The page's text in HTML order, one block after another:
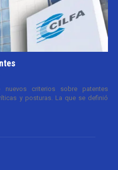
criterios sobre patentes
y posturas. La que se definió